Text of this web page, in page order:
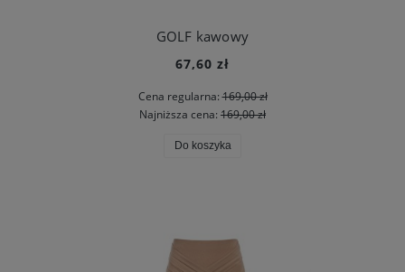
GOLF kawowy
67,60 zł
Cena regularna:169,00 zł
Najniższa cena: 169,00 zł
Do koszyka